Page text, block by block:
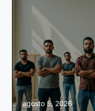
agosto 5, 2026